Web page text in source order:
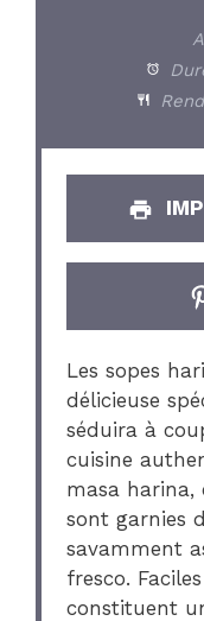
Les sopes
délicieuse
séduira à
cuisine
masa harina,
sont garnies
savamment
fresco.
constituent